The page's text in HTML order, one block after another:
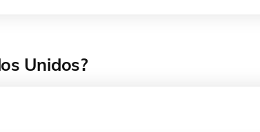
Unidos?